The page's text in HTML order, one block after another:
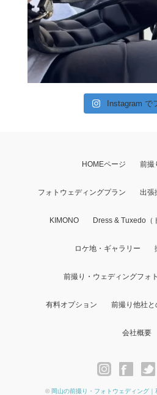
Instagram で
HOMEページ 前撮
フォトウェディングプラン 出張
KIMONO Dress & Tuxedo（
ロケ地・ギャラリー
前撮り・ウェディングフォト
有料オプション 前撮り他社と
会社概要
© 岡山の前撮り・フォトウェディング